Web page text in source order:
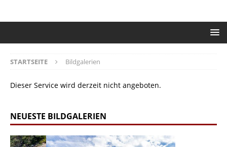
STARTSEITE Bildgalerien
Dieser Service wird derzeit nicht angeboten.
NEUESTE BILDGALERIEN